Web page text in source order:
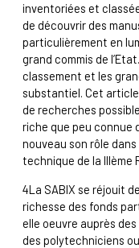
inventoriées et
de découvrir des
particulièrement en
grand commis de
classement et les
substantiel. Cet
de recherches
riche que peu connue
nouveau son rôle
technique de la IIIème
4La SABIX se réjouit
richesse des fonds
elle oeuvre auprès
des polytechniciens